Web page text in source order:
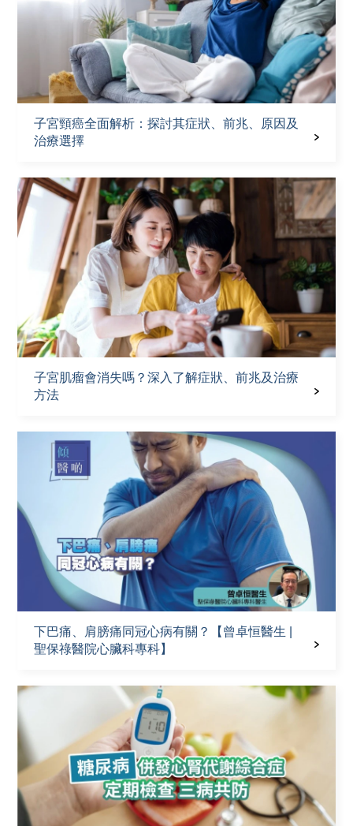
子宮頸癌全面解析：探討其症狀、前兆、原因及
治療選擇
子宮肌瘤會消失嗎？深入了解症狀、前兆及治療
方法
下巴痛、肩膀痛同冠心病有關？【曾卓恒醫生 |
聖保祿醫院心臟科專科】